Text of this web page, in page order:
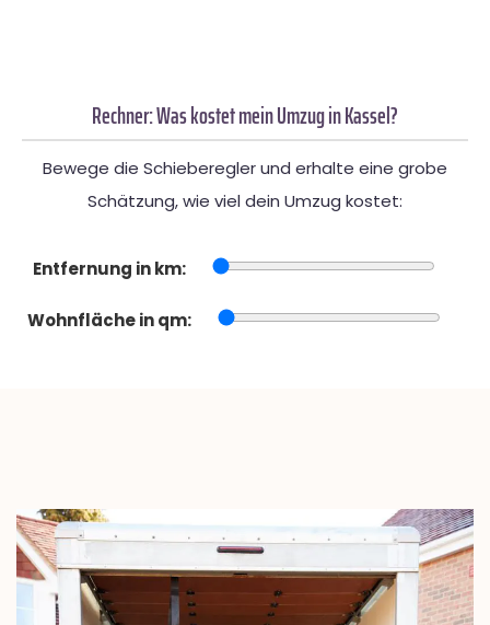
Rechner: Was kostet mein Umzug in Kassel?
Bewege die Schieberegler und erhalte eine grobe
Schätzung, wie viel dein Umzug kostet:
Entfernung in km:
Wohnfläche in qm: